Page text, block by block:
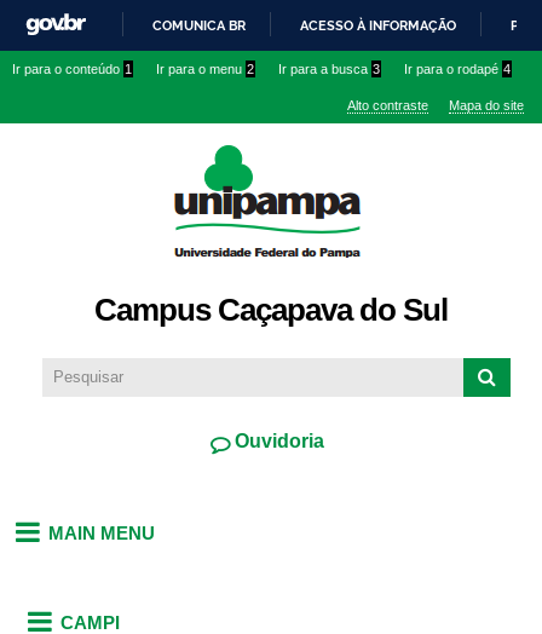
conteúdo
IR
O
COMUNICA BR ACESSO À INFORMAÇÃO
Ir para o conteúdo 1 Ir para o menu 2 Ir para a busca 3 Ir para o rodapé 4
Alto contraste Mapa do site
Campus Caçapava do Sul
Ouvidoria
MAIN MENU
CAMPI